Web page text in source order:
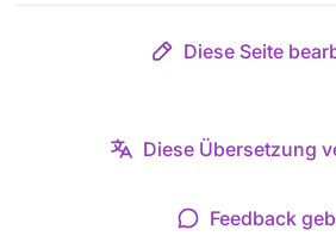
Diese Seite
Diese Übersetzung
Feedback